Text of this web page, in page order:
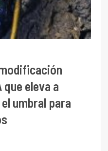
eleva a
umbral para